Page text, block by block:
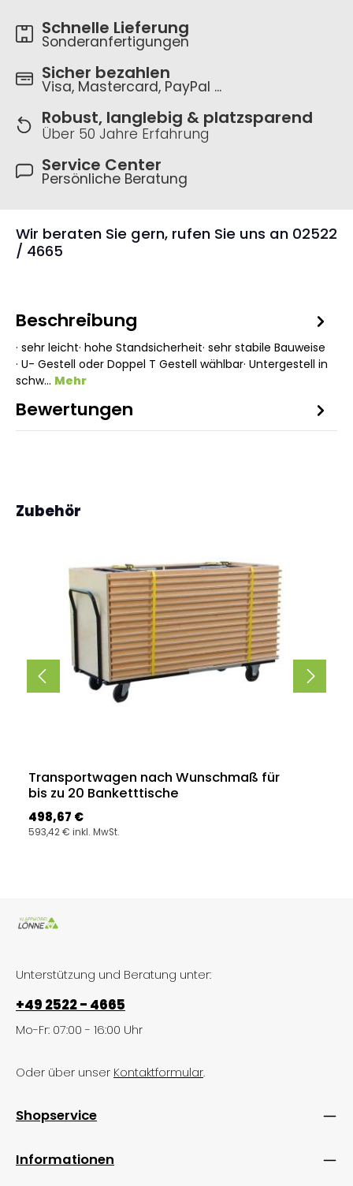
Schnelle Lieferung
Sonderanfertigungen
Sicher bezahlen
Visa, Mastercard, PayPal ...
Robust, langlebig & platzsparend
Über 50 Jahre Erfahrung
Service Center
Persönliche Beratung
Wir beraten Sie gern, rufen Sie uns an 02522
/ 4665
Beschreibung
· sehr leicht· hohe Standsicherheit· sehr stabile Bauweise
· U- Gestell oder Doppel T Gestell wählbar· Untergestell in
schw… Mehr
Bewertungen
Produktgalerie überspringen
Zubehör
Transportwagen nach Wunschmaß für
bis zu 20 Banketttische
Regulärer Preis:
498,67 €
593,42 € inkl. MwSt.
Unterstützung und Beratung unter:
+49 2522 - 4665
Mo-Fr: 07:00 - 16:00 Uhr
Oder über unser Kontaktformular.
Shopservice
Informationen